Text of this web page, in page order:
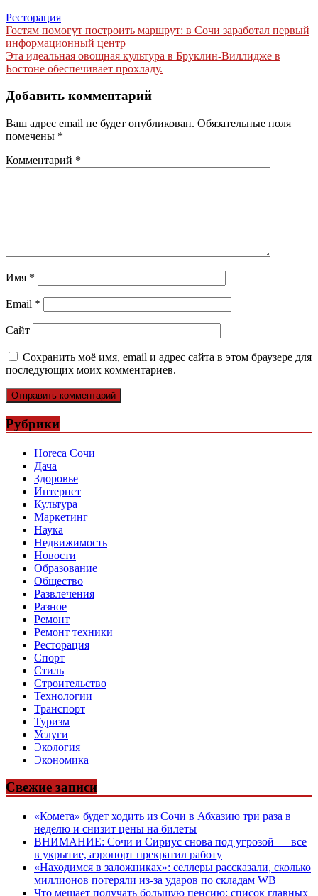
Ресторация
Навигация
по
записям
Гостям помогут построить маршрут: в Сочи заработал первый
информационный центр
Эта идеальная овощная культура в Бруклин-Виллидже в
Бостоне обеспечивает прохладу.
Добавить комментарий
Ваш адрес email не будет опубликован. Обязательные поля
помечены *
Комментарий *
Имя *
Email *
Сайт
Сохранить моё имя, email и адрес сайта в этом браузере для
последующих моих комментариев.
Рубрики
Horeca Сочи
Дача
Здоровье
Интернет
Культура
Маркетинг
Наука
Недвижимость
Новости
Образование
Общество
Развлечения
Разное
Ремонт
Ремонт техники
Ресторация
Спорт
Стиль
Строительство
Технологии
Транспорт
Туризм
Услуги
Экология
Экономика
Свежие записи
«Комета» будет ходить из Сочи в Абхазию три раза в
неделю и снизит цены на билеты
ВНИМАНИЕ: Сочи и Сириус снова под угрозой — все
в укрытие, аэропорт прекратил работу
«Находимся в заложниках»: селлеры рассказали, сколько
миллионов потеряли из-за ударов по складам WB
Что мешает получать большую пенсию: список главных